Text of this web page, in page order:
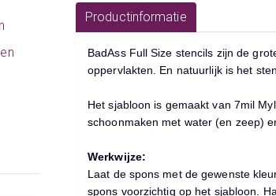
Productinformatie
BadAss Full Size stencils zijn de
oppervlakten. En natuurlijk is het
Het sjabloon is gemaakt van 7mil
schoonmaken met water (en zeep)
Werkwijze:
Laat de spons met de gewenste
spons voorzichtig op het sjabloon.